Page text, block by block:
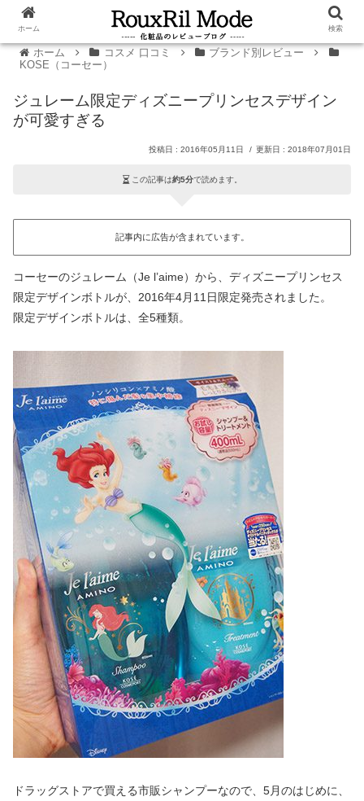
ホーム コスメ 口コミ
ブランド別レビュー
KOSE（コーセー）
ジュレーム限定ディズニープリンセスデザイン
が可愛すぎる
2016年05月11日 2018年07月01日
この記事は約5分で読めます。
記事内に広告が含まれています。
コーセーのジュレーム（Je l’aime）から、ディズニープリンセス
限定デザインボトルが、2016年4月11日限定発売されました。
限定デザインボトルは、全5種類。
ドラッグストアで買える市販シャンプーなので、5月のはじめに、
ホーム 検索